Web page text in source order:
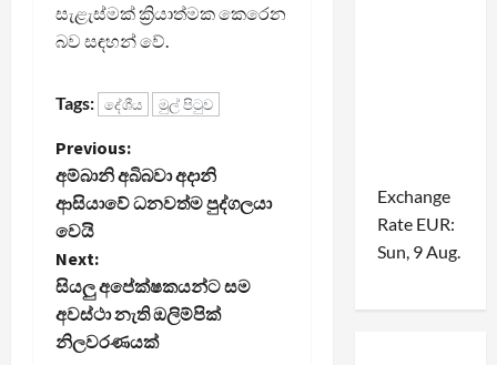
සැළැස්මක් ක්‍රියාත්මක කෙරෙන
බව සඳහන් වේ.
Tags: දේශීය මුල් පිටුව
P
o
s
t
n
Previous:
අම්බානි අබිබවා අදානි
ආසියාවේ ධනවත්ම පුද්ගලයා
වෙයි
Next:
සියලු අපේක්ෂකයන්ට සම
අවස්ථා නැති ඔලිම්පික්
නිලවරණයක්
Exchange
Rate EUR:
Sun, 9 Aug.